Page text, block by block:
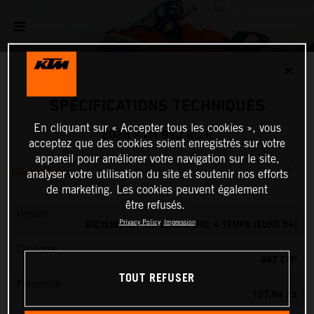
2026 KTM 990 RC R
MOTEUR
BICYLINDRE PARALLÈLE DOHC, 4 TEMPS (EURO 5+)
Cylindrée
En cliquant sur « Accepter tous les cookies », vous
acceptez que des cookies soient enregistrés sur votre
appareil pour améliorer votre navigation sur le site,
analyser votre utilisation du site et soutenir nos efforts
de marketing. Les cookies peuvent également
être refusés.
Privacy Policy Impression
TOUT REFUSER